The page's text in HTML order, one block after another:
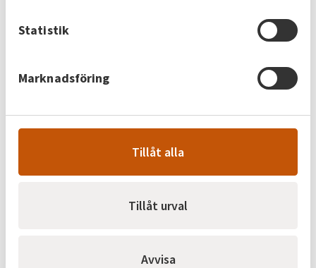
Statistik
Marknadsföring
Tillåt alla
Tillåt urval
Avvisa
elhandelsbolaget säljer den el du använder.
Vad består min elkostnad av?
elhandelskostnad samt skatter och avgifter.